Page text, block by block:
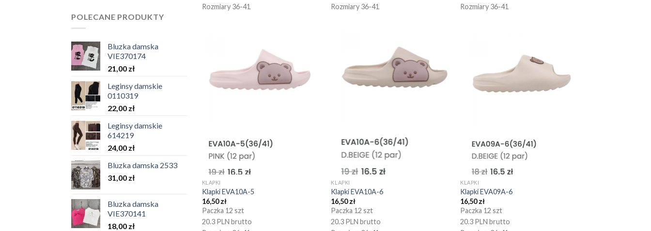
POLECANE PRODUKTY
Bluzka damska
VIE370174
21,00 zł
Leginsy damskie
0110319
22,00 zł
Leginsy damskie
614219
24,00 zł
Bluzka damska 2533
31,00 zł
Bluzka damska
VIE370141
18,00 zł
Rozmiary 36-41
Rozmiary 36-41
Rozmiary 36-41
KLAPKI
Klapki EVA10A-5
16,50zł
Paczka 12 szt
20.3 PLN brutto
KLAPKI
Klapki EVA10A-6
16,50zł
Paczka 12 szt
20.3 PLN brutto
KLAPKI
Klapki EVA09A-6
16,50zł
Paczka 12 szt
20.3 PLN brutto